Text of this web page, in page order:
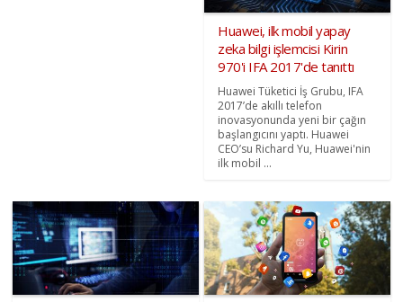
Huawei, ilk mobil yapay
zeka bilgi işlemcisi Kirin
970'i IFA 2017'de tanıttı
Huawei Tüketici İş Grubu, IFA
2017’de akıllı telefon
inovasyonunda yeni bir çağın
başlangıcını yaptı. Huawei
CEO’su Richard Yu, Huawei'nin
ilk mobil ...